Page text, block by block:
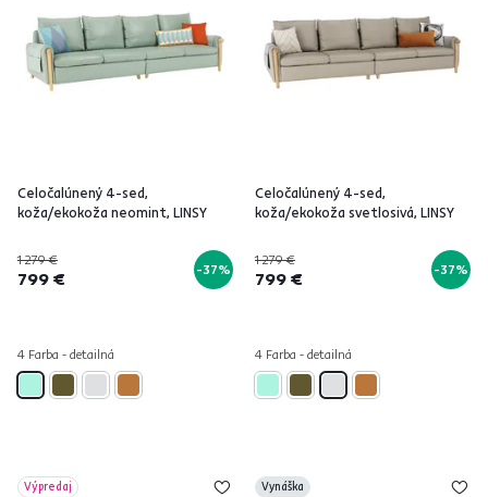
Celočalúnený 4-sed,
koža/ekokoža neomint, LINSY
1 279 €
799 € -37%
4 Farba - detailná
Celočalúnený 4-sed,
koža/ekokoža svetlosivá, LINSY
1 279 €
799 € -37%
4 Farba - detailná
Výpredaj Vynáška